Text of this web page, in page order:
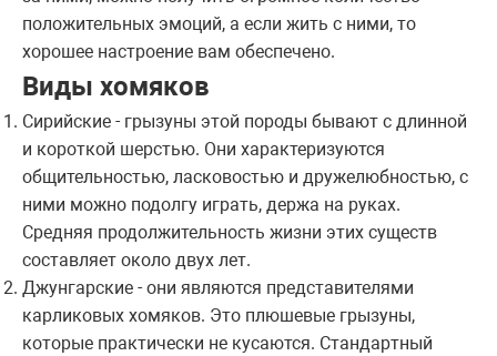
положительных эмоций, а если жить с ними, то
хорошее настроение вам обеспечено.
Виды хомяков
Сирийские - грызуны этой породы бывают с длинной
и короткой шерстью. Они характеризуются
общительностью, ласковостью и дружелюбностью, с
ними можно подолгу играть, держа на руках.
Средняя продолжительность жизни этих существ
составляет около двух лет.
Джунгарские - они являются представителями
карликовых хомяков. Это плюшевые грызуны,
которые практически не кусаются. Стандартный